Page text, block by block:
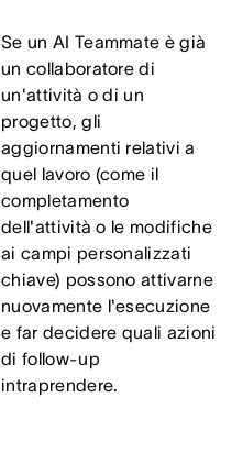
Se un AI Teammate è già
un collaboratore di
un'attività o di un
progetto, gli
aggiornamenti relativi a
quel lavoro (come il
completamento
dell'attività o le modifiche
ai campi personalizzati
chiave) possono attivarne
nuovamente l'esecuzione
e far decidere quali azioni
di follow-up
intraprendere.